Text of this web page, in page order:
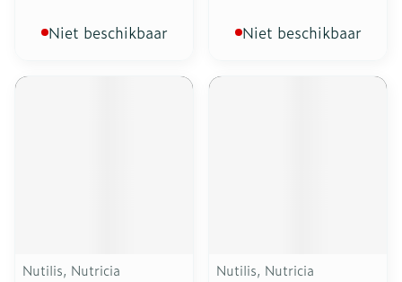
Niet beschikbaar Niet beschikbaar
Nutilis, Nutricia
Nutilis, Nutricia